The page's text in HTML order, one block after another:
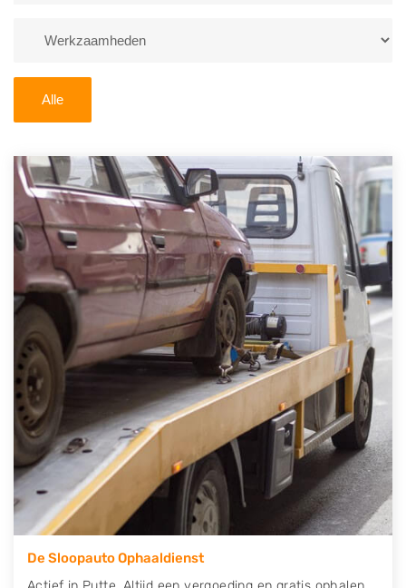
Zoekt u liever naar een sloperij in een andere plaats of
U kunt er ook voor kiezen om direct uw sloopauto te
verkopen en op te laten halen door de Sloopauto
Ophaaldienst van Autosloperijen.nl. Wij kunnen uw
auto gratis ophalen in Putte. Neem telefonisch
contact op of maak een terugbelafspraak. Wilt u
direct een tweedehands auto onderdelen offerte
aanvragen? Dat kan via de Onderdelenlijn! Vul uw
kenteken in en druk op verzenden.
Wij kunnen u helpen met de inkoop van auto's van
eigenlijk alle merken, zoals Alfa Romeo, Audi, BMW,
Chevrolet, Citroën, Dacia, Fiat, Ford, Honda, Hyundai,
Kia, Mazda, Mercedes Benz, Mitsubishi, Nissan, Opel,
Peugeot, Porsche, Renault, Seat, Skoda, Suzuki, Tesla,
Toyota, Volkswagen en Volvo.
Alle
De Sloopauto Ophaaldienst